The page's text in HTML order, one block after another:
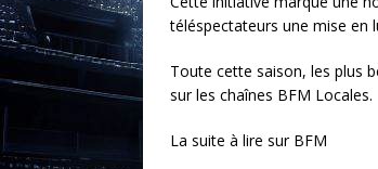
téléspectateurs une mise en
Toute cette saison, les plus
sur les chaînes BFM Locales.
La suite à lire sur BFM